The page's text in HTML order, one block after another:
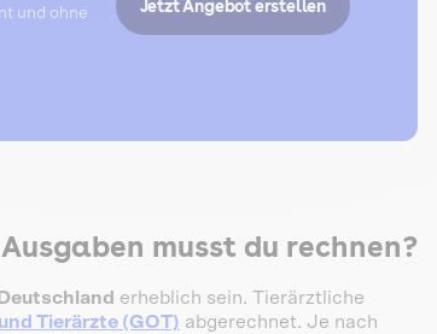
und ohne
Jetzt Angebot erstellen
musst du rechnen?
erheblich sein. Tierärztliche
Tierärzte (GOT) abgerechnet. Je nach